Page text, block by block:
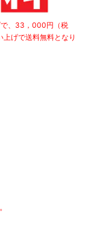
で、33，000円（税
げで送料無料となり